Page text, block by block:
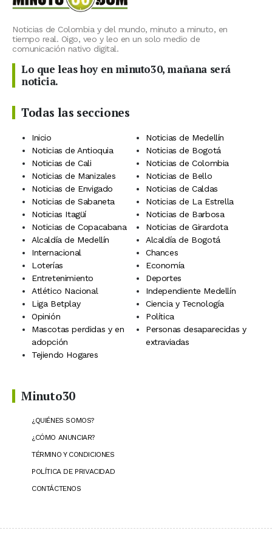
Noticias de Colombia y del mundo, minuto a minuto, en
tiempo real. Oigo, veo y leo en un solo medio de
comunicación nativo digital.
Lo que leas hoy en minuto30, mañana será
noticia.
Todas las secciones
Inicio
Noticias de Medellín
Noticias de Antioquia
Noticias de Bogotá
Noticias de Cali
Noticias de Colombia
Noticias de Manizales
Noticias de Bello
Noticias de Envigado
Noticias de Caldas
Noticias de Sabaneta
Noticias de La Estrella
Noticias Itagüí
Noticias de Barbosa
Noticias de Copacabana
Noticias de Girardota
Alcaldía de Medellín
Alcaldía de Bogotá
Internacional
Chances
Loterías
Economía
Entretenimiento
Deportes
Atlético Nacional
Independiente Medellín
Liga Betplay
Ciencia y Tecnología
Opinión
Política
Mascotas perdidas y en
adopción
Personas desaparecidas y
extraviadas
Tejiendo Hogares
Minuto30
¿QUIÉNES SOMOS?
¿CÓMO ANUNCIAR?
TÉRMINO Y CONDICIONES
POLÍTICA DE PRIVACIDAD
CONTÁCTENOS